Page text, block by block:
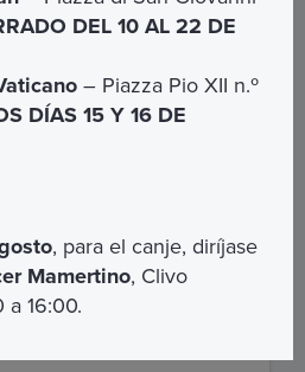
online o por teléfono,
a los Museos Vaticanos y
emblemáticos como el
o descubrir Roma con
DEL 10 AL 22 DE
– Piazza Pio XII n.º
DÍAS 15 Y 16 DE
, para el canje, diríjase
Mamertino, Clivo
a 16:00.